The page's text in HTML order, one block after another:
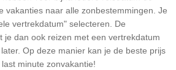
vakanties naar alle zonbestemmingen. Je
vertrekdatum" selecteren. De
je dan ook reizen met een vertrekdatum
Op deze manier kan je de beste prijs
minute zonvakantie!